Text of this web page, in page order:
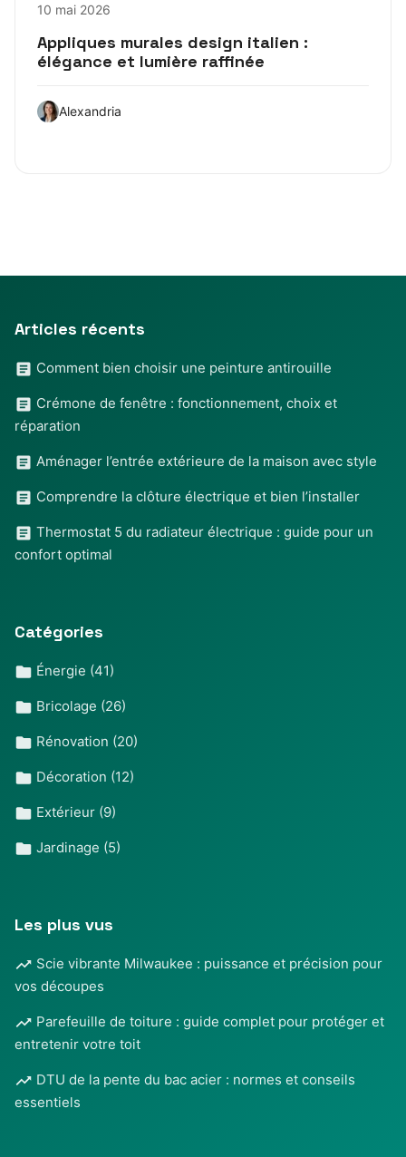
10 mai 2026
Appliques murales design italien :
élégance et lumière raffinée
Alexandria
Articles récents
Comment bien choisir une peinture antirouille
Crémone de fenêtre : fonctionnement, choix et
réparation
Aménager l’entrée extérieure de la maison avec style
Comprendre la clôture électrique et bien l’installer
Thermostat 5 du radiateur électrique : guide pour un
confort optimal
Catégories
Énergie (41)
Bricolage (26)
Rénovation (20)
Décoration (12)
Extérieur (9)
Jardinage (5)
Les plus vus
Scie vibrante Milwaukee : puissance et précision pour
vos découpes
Parefeuille de toiture : guide complet pour protéger et
entretenir votre toit
DTU de la pente du bac acier : normes et conseils
essentiels